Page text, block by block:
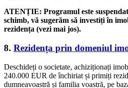
ATENȚIE: Programul este
schimb, vă sugerăm să investiți în
rezidența (vezi mai jos).
8. Rezidența prin domeniul
Deschideți o societate, achiziționați
240.000 EUR de închiriat și primiți
dumneavoastră și familia voastră, pe